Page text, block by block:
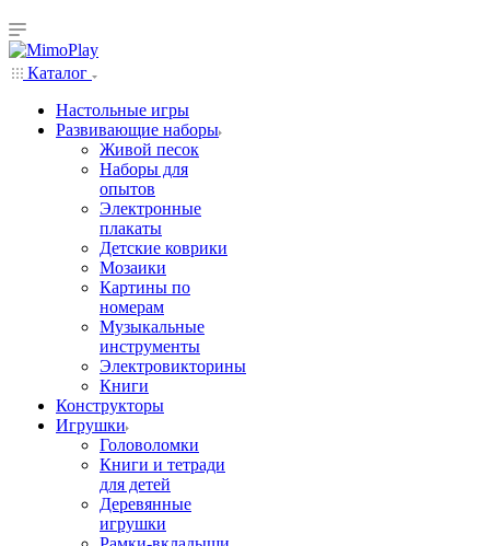
Каталог
Настольные игры
Развивающие наборы
Живой песок
Наборы для
опытов
Электронные
плакаты
Детские коврики
Мозаики
Картины по
номерам
Музыкальные
инструменты
Электровикторины
Книги
Конструкторы
Игрушки
Головоломки
Книги и тетради
для детей
Деревянные
игрушки